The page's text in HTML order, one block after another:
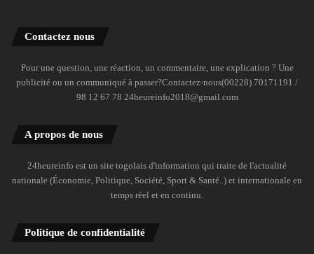
Contactez nous
Pour une question, une réaction, un commentaire, une explication ? Une
publicité ou un communiqué à passer?Contactez-nous(00228) 70171191 /
98 12 67 78 24heureinfo2018@gmail.com
A propos de nous
24heureinfo est un site togolais d'information qui traite de l'actualité
nationale (Économie, Politique, Société, Sport & Santé..) et internationale en
temps réel et en continu.
Politique de confidentialité